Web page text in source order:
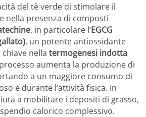
del tè verde di stimolare il
nella presenza di composti
, in particolare l’EGCG
, un potente antiossidante
nella termogenesi indotta
aumenta la produzione di
a un maggiore consumo di
e durante l’attività fisica. In
a mobilitare i depositi di grasso,
calorico complessivo.